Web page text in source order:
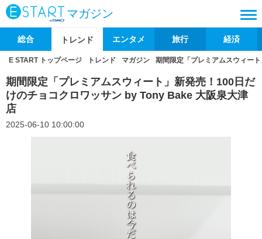
マガジン
総合 トレンド エンタメ 旅行 経済
E START トップページ トレンド マガジン 期間限定「プレミアムスウィー
期間限定「プレミアムスウィート」新発売！100日だ
けのチョコクロワッサン by Tony Bake 大阪泉大津
店
2025-06-10 10:00:00